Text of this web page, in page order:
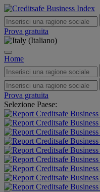
Prova gratuita
Home
Prova gratuita
Selezione Paese: